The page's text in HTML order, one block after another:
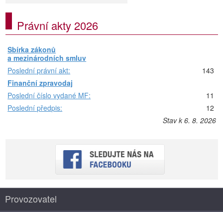
Právní akty 2026
Sbírka zákonů
a mezinárodních smluv
Poslední právní akt:
143
Finanční zpravodaj
Poslední číslo vydané MF:
11
Poslední předpis:
12
Stav k 6. 8. 2026
Provozovatel